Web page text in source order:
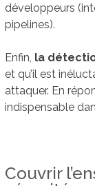
développeurs
pipelines).
Enfin, la
et qu’il est
attaquer. En
indispensable
Couvrir